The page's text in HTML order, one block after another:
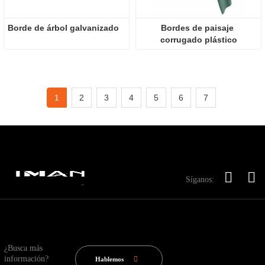
Bordes de paisaje
corrugado plástico
1 2 3 4 5 6 7
Síganos:
¿Busca más
información?
Hablemos